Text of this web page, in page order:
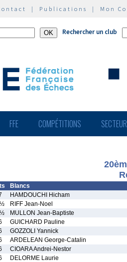
| Publications | Mon
Rechercher un club
FFE COMPÉTITIONS
Blancs
HAMDOUCHI Hicham
RIFF Jean-Noel
MULLON Jean-Baptiste
GUICHARD Pauline
GOZZOLI Yannick
ARDELEAN George-Catalin
CIOARA Andrei-Nestor
DELORME Laurie